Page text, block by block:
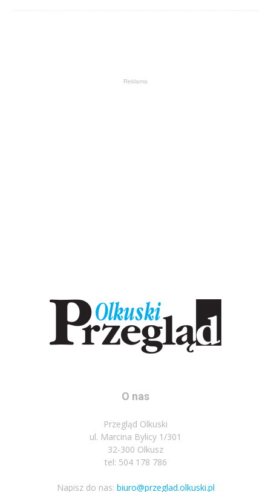
Reklama
O nas
Przegląd Olkuski
ul. Marcina Bylicy 1/301
32-300 Olkusz
tel: 504 178 786
Napisz do nas: biuro@przeglad.olkuski.pl